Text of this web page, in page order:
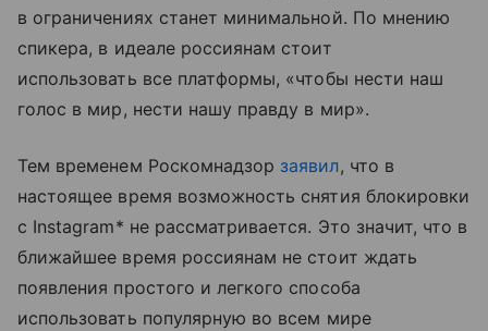
в ограничениях станет минимальной. По мнению
спикера, в идеале россиянам стоит
использовать все платформы, «чтобы нести наш
голос в мир, нести нашу правду в мир».
Тем временем Роскомнадзор заявил, что в
настоящее время возможность снятия блокировки
с Instagram* не рассматривается. Это значит, что в
ближайшее время россиянам не стоит ждать
появления простого и легкого способа
использовать популярную во всем мире